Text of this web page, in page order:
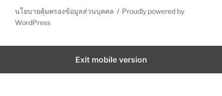
g
a
i
n
o
s
s
t
นโยบายคุ้มครองข้อมูลส่วนบุคคล
Proudly powered by
WordPress
Exit mobile version